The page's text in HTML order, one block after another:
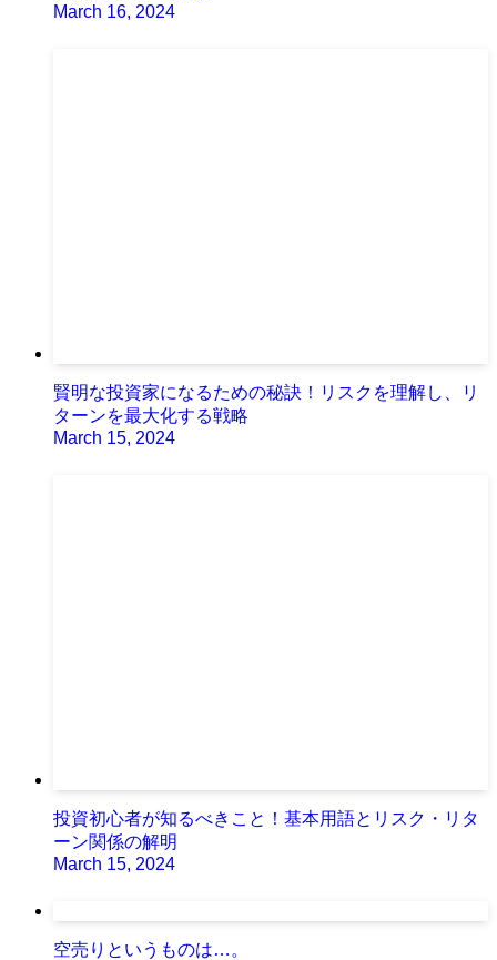
March 16, 2024
賢明な投資家になるための秘訣！リスクを理解し、リ
ターンを最大化する戦略
March 15, 2024
投資初心者が知るべきこと！基本用語とリスク・リタ
ーン関係の解明
March 15, 2024
空売りというものは…。